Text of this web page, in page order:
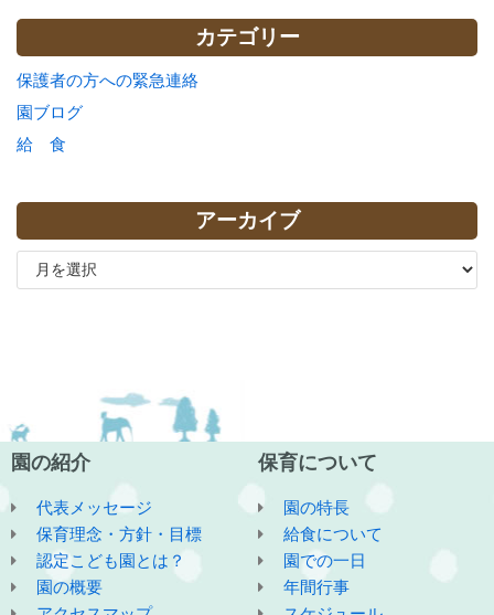
カテゴリー
保護者の方への緊急連絡
園ブログ
給 食
アーカイブ
園の紹介
代表メッセージ
保育理念・方針・目標
認定こども園とは？
園の概要
保育について
園の特長
給食について
園での一日
年間行事